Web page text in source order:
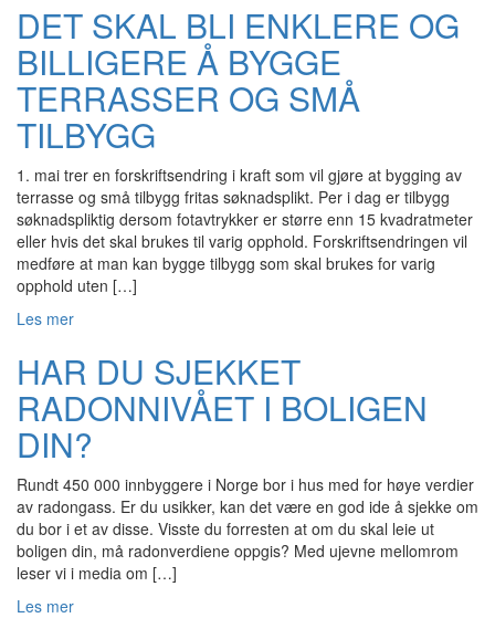
DET SKAL BLI ENKLERE OG
BILLIGERE Å BYGGE
TERRASSER OG SMÅ
TILBYGG
1. mai trer en forskriftsendring i kraft som vil gjøre at bygging av
terrasse og små tilbygg fritas søknadsplikt. Per i dag er tilbygg
søknadspliktig dersom fotavtrykker er større enn 15 kvadratmeter
eller hvis det skal brukes til varig opphold. Forskriftsendringen vil
medføre at man kan bygge tilbygg som skal brukes for varig
opphold uten […]
Les mer
HAR DU SJEKKET
RADONNIVÅET I BOLIGEN
DIN?
Rundt 450 000 innbyggere i Norge bor i hus med for høye verdier
av radongass. Er du usikker, kan det være en god ide å sjekke om
du bor i et av disse. Visste du forresten at om du skal leie ut
boligen din, må radonverdiene oppgis? Med ujevne mellomrom
leser vi i media om […]
Les mer